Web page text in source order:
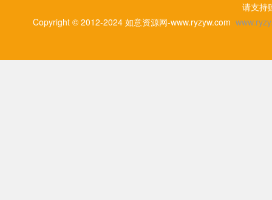
请支持
Copyright © 2012-2024 如意资源网-www.ryzyw.com